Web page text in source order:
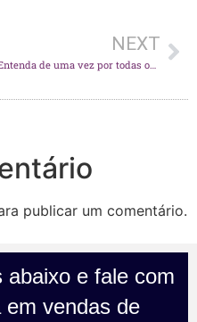
NEXT
Entenda de uma vez por todas os motivos de contratar uma Agência de Marketing Digital para sua Empresa de Software.
publicar um comentário.
abaixo e fale com
em vendas de